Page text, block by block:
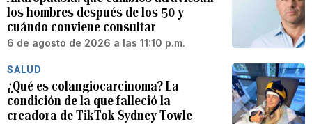
los hombres después de los 50 y
cuándo conviene consultar
6 de agosto de 2026 a las 11:10 p.m.
SALUD
¿Qué es colangiocarcinoma? La
condición de la que falleció la
creadora de TikTok Sydney Towle